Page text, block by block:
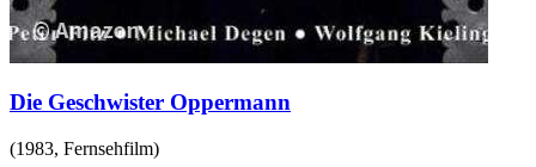
Die Geschwister Oppermann
(1983, Fernsehfilm)